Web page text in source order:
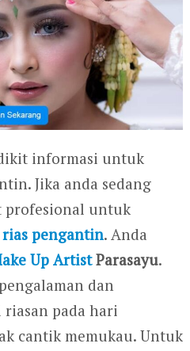
informasi untuk
Jika anda sedang
profesional untuk
rias pengantin. Anda
Up ArtistParasayu.
dan
pada hari
cantik memukau. Untuk